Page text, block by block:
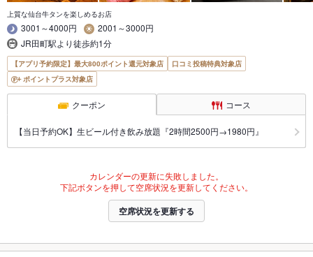
上質な仙台牛タンを楽しめるお店
3001～4000円
2001～3000円
JR田町駅より徒歩約1分
【アプリ予約限定】最大800ポイント還元対象店
口コミ投稿特典対象店
ポイントプラス対象店
クーポン コース
【当日予約OK】生ビール付き飲み放題『2時間2500円→1980円』
カレンダーの更新に失敗しました。
下記ボタンを押して空席状況を更新してください。
空席状況を更新する